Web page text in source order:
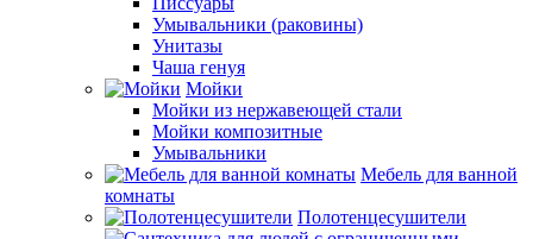
Умывальники (раковины)
Унитазы
Чаша генуя
Мойки
Мойки из нержавеющей стали
Мойки композитные
Умывальники
Мебель для ванной
комнаты
Полотенцесушители